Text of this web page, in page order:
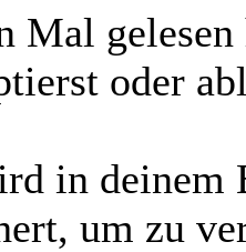
Mal
oder
in deinem
um zu